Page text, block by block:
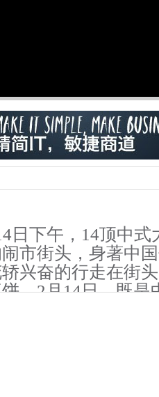
下午，14顶中式
市街头，身著中
兴奋的行走在街
。2月14日，既是